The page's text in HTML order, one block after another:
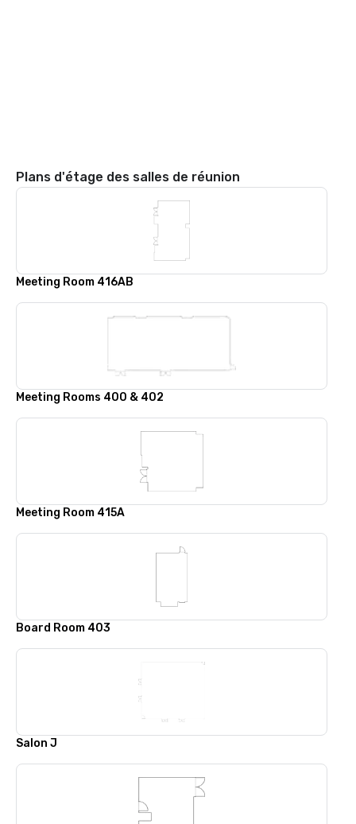
Plans d'étage des salles de réunion
Meeting Room 416AB
Meeting Rooms 400 & 402
Meeting Room 415A
Board Room 403
Salon J